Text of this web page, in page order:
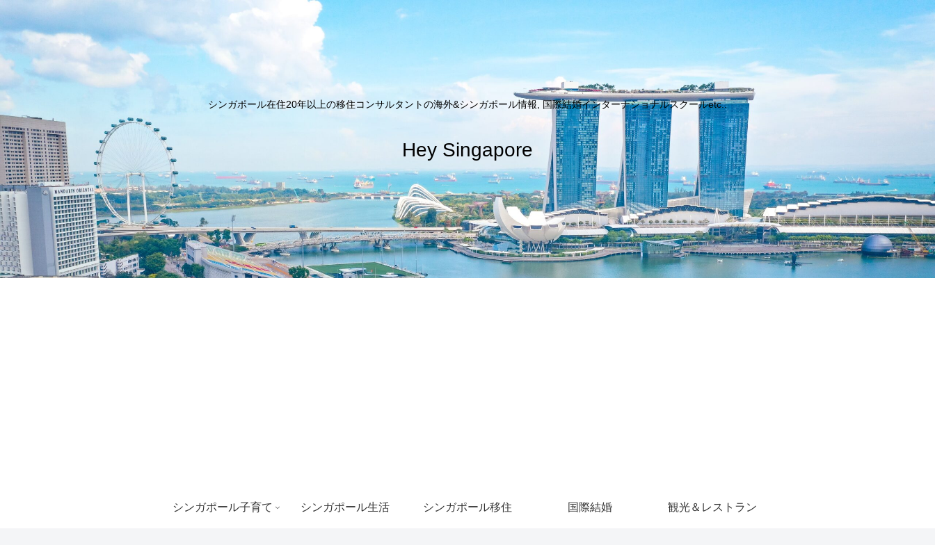
シンガポール在住20年以上の移住コンサルタントの海外&シンガポール情報, 国際結婚インターナショナルスクールetc..
Hey Singapore
シンガポール子育て シンガポール生活 シンガポール移住 国際結婚 観光＆レストラン